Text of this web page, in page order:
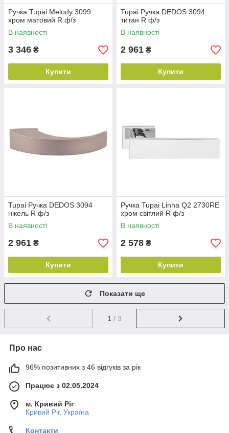
Ручка Tupai Melody 3099
хром матовий R ф/з
В наявності
3 346 ₴
Купити
Tupai Ручка DEDOS 3094
титан R ф/з
В наявності
2 961 ₴
Купити
Tupai Ручка DEDOS 3094
нікель R ф/з
В наявності
2 961 ₴
Купити
Ручка Tupai Linha Q2 2730RE
хром світлий R ф/з
В наявності
2 578 ₴
Купити
Показати ще
1 / 3
Про нас
96% позитивних з 46 відгуків за рік
Працює з 02.05.2024
м. Кривий Ріг
Кривий Ріг, Україна
Контакти